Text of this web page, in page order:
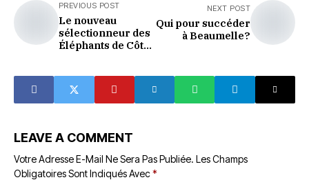
PREVIOUS POST
Le nouveau
sélectionneur des
Éléphants de Côte
NEXT POST
Qui pour succéder
à Beaumelle?
LEAVE A COMMENT
Votre Adresse E-Mail Ne Sera Pas Publiée. Les Champs
Obligatoires Sont Indiqués Avec*